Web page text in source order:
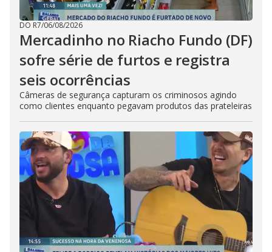
DO R7/06/08/2026
Mercadinho no Riacho Fundo (DF)
sofre série de furtos e registra
seis ocorrências
Câmeras de segurança capturam os criminosos agindo
como clientes enquanto pegavam produtos das prateleiras